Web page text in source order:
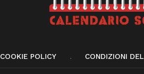
COOKIE POLICY CONDIZIONI